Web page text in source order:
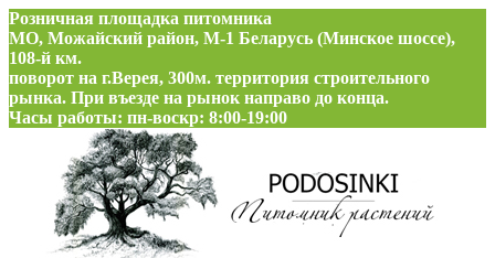
Розничная площадка питомника
МО, Можайский район, М-1 Беларусь (Минское шоссе),
108-й км.
поворот на г.Верея, 300м. территория строительного
рынка. При въезде на рынок направо до конца.
Часы работы: пн-воскр: 8:00-19:00